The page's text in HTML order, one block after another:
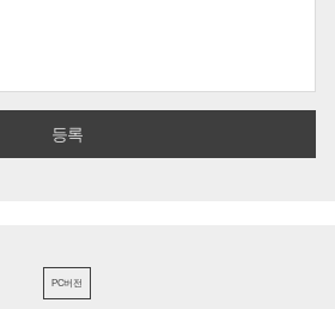
PC버전